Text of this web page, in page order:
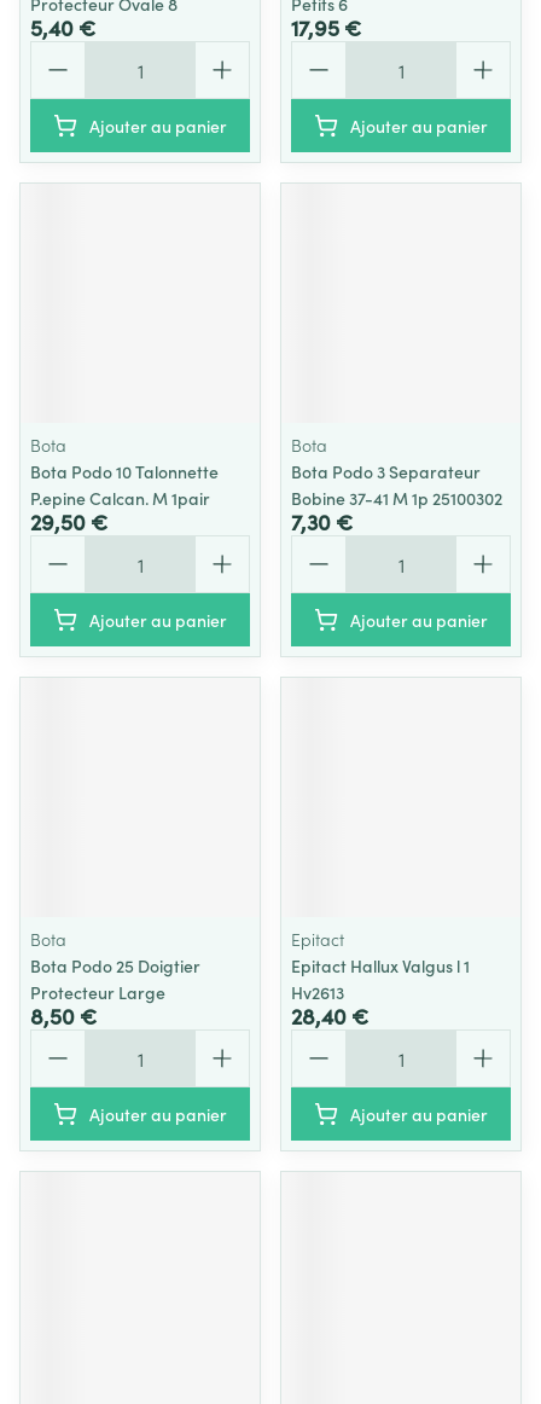
5,40 €
Ajouter au panier
17,95 €
Ajouter au panier
Bota
Bota Podo 10 Talonnette
P.epine Calcan. M 1pair
29,50 €
Ajouter au panier
Bota
Bota Podo 3 Separateur
Bobine 37-41 M 1p 25100302
7,30 €
Ajouter au panier
Bota
Bota Podo 25 Doigtier
Protecteur Large
8,50 €
Ajouter au panier
Epitact
Epitact Hallux Valgus l 1
Hv2613
28,40 €
Ajouter au panier